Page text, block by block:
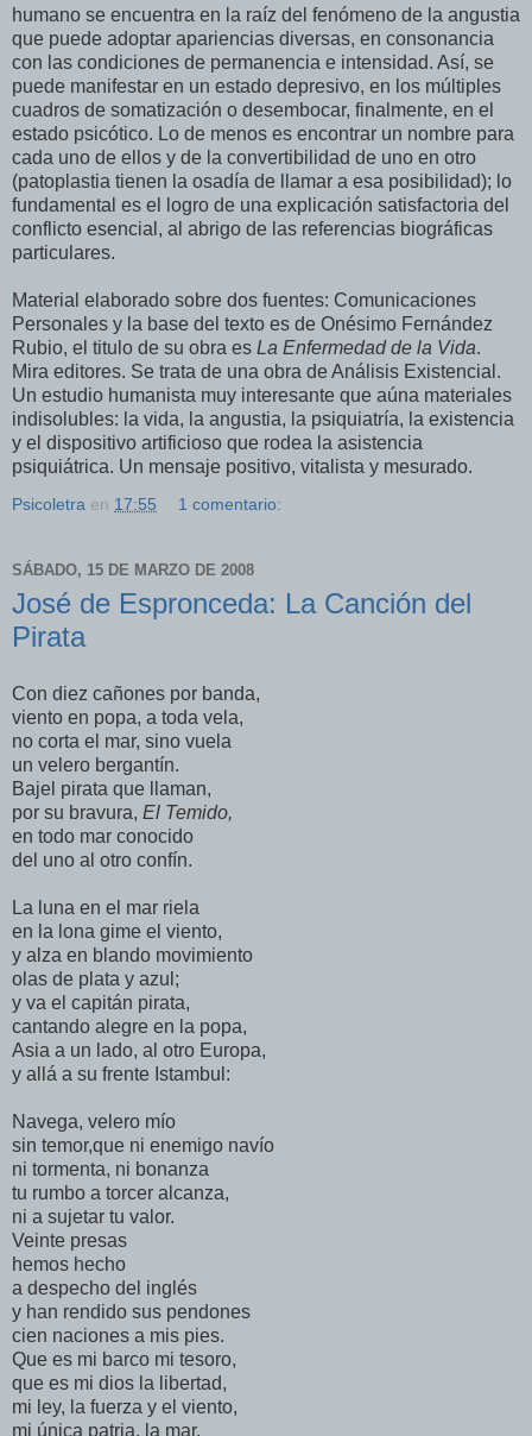
humano se encuentra en la raíz del fenómeno de la angustia
que puede adoptar apariencias diversas, en consonancia
con las condiciones de permanencia e intensidad. Así, se
puede manifestar en un estado depresivo, en los múltiples
cuadros de somatización o desembocar, finalmente, en el
estado psicótico. Lo de menos es encontrar un nombre para
cada uno de ellos y de la convertibilidad de uno en otro
(patoplastia tienen la osadía de llamar a esa posibilidad); lo
fundamental es el logro de una explicación satisfactoria del
conflicto esencial, al abrigo de las referencias biográficas
particulares.
Material elaborado sobre dos fuentes: Comunicaciones
Personales y la base del texto es de Onésimo Fernández
Rubio, el titulo de su obra es La Enfermedad de la Vida.
Mira editores. Se trata de una obra de Análisis Existencial.
Un estudio humanista muy interesante que aúna materiales
indisolubles: la vida, la angustia, la psiquiatría, la existencia
y el dispositivo artificioso que rodea la asistencia
psiquiátrica. Un mensaje positivo, vitalista y mesurado.
Psicoletra en 17:55 1 comentario:
SÁBADO, 15 DE MARZO DE 2008
José de Espronceda: La Canción del
Pirata
Con diez cañones por banda,
viento en popa, a toda vela,
no corta el mar, sino vuela
un velero bergantín.
Bajel pirata que llaman,
por su bravura, El Temido,
en todo mar conocido
del uno al otro confín.
La luna en el mar riela
en la lona gime el viento,
y alza en blando movimiento
olas de plata y azul;
y va el capitán pirata,
cantando alegre en la popa,
Asia a un lado, al otro Europa,
y allá a su frente Istambul:
Navega, velero mío
sin temor,que ni enemigo navío
ni tormenta, ni bonanza
tu rumbo a torcer alcanza,
ni a sujetar tu valor.
Veinte presas
hemos hecho
a despecho del inglés
y han rendido sus pendones
cien naciones a mis pies.
Que es mi barco mi tesoro,
que es mi dios la libertad,
mi ley, la fuerza y el viento,
mi única patria, la mar.